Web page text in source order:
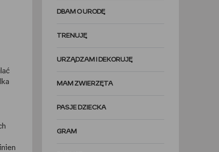
DBAM O URODĘ
TRENUJĘ
URZĄDZAM I DEKORUJĘ
MAM ZWIERZĘTA
PASJE DZIECKA
GRAM